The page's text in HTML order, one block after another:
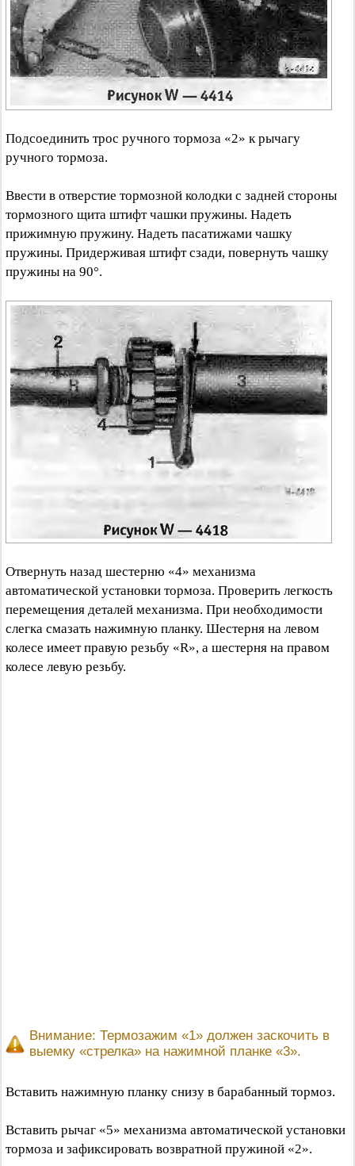
Подсоединить трос ручного тормоза «2» к рычагу
ручного тормоза.
Ввести в отверстие тормозной колодки с задней стороны
тормозного щита штифт чашки пружины. Надеть
прижимную пружину. Надеть пасатижами чашку
пружины. Придерживая штифт сзади, повернуть чашку
пружины на 90°.
Отвернуть назад шестерню «4» механизма
автоматической установки тормоза. Проверить легкость
перемещения деталей механизма. При необходимости
слегка смазать нажимную планку. Шестерня на левом
колесе имеет правую резьбу «R», а шестерня на правом
колесе левую резьбу.
Внимание: Термозажим «1» должен заскочить в
выемку «стрелка» на нажимной планке «3».
Вставить нажимную планку снизу в барабанный тормоз.
Вставить рычаг «5» механизма автоматической установки
тормоза и зафиксировать возвратной пружиной «2».